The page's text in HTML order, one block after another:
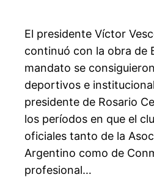
El presidente Víctor
continuó con la obra de
mandato se
deportivos e
presidente de Rosario
los períodos en que el
oficiales tanto de la
Argentino como de
profesional…